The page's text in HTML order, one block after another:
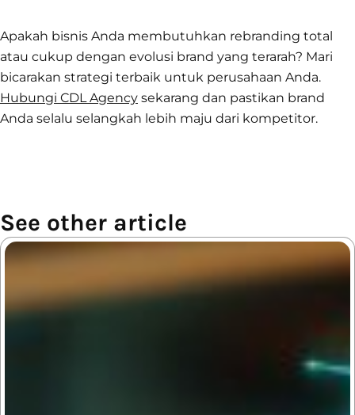
Apakah bisnis Anda membutuhkan rebranding total
atau cukup dengan evolusi brand yang terarah? Mari
bicarakan strategi terbaik untuk perusahaan Anda.
Hubungi CDL Agency sekarang dan pastikan brand
Anda selalu selangkah lebih maju dari kompetitor.
See other article